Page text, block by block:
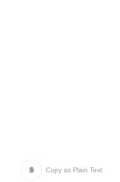
Copy as Plain Text